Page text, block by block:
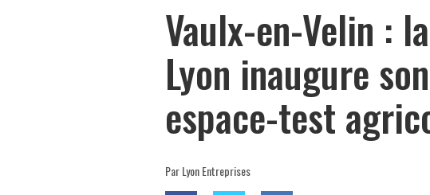
Vaulx-en-Velin :
Lyon inaugure
espace-test
Par Lyon Entreprises